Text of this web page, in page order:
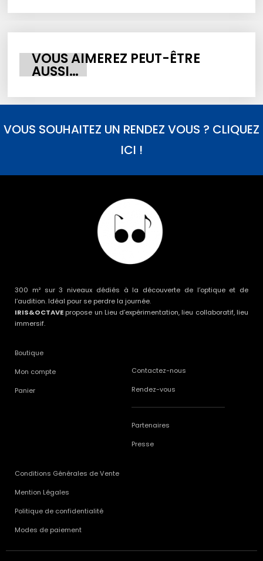
VOUS AIMEREZ PEUT-ÊTRE
AUSSI…
VOUS SOUHAITEZ UN RENDEZ VOUS ? CLIQUEZ
ICI !
300 m² sur 3 niveaux dédiés à la découverte de l’optique et de
l’audition. Idéal pour se perdre la journée.
IRIS&OCTAVE propose un Lieu d’expérimentation, lieu collaboratif, lieu
immersif.
Boutique
Mon compte
Panier
Contactez-nous
Rendez-vous
Partenaires
Presse
Conditions Générales de Vente
Mention Légales
Politique de confidentialité
Modes de paiement